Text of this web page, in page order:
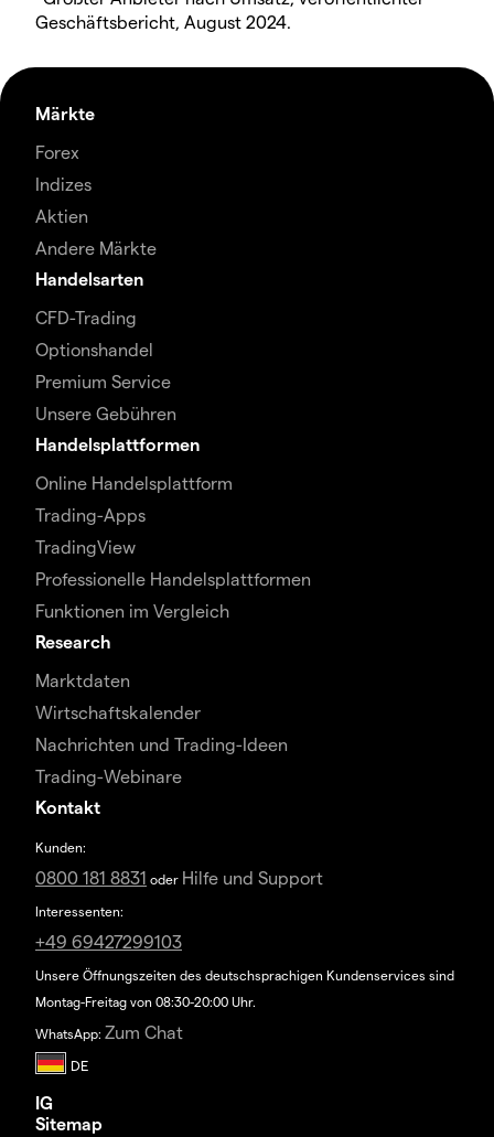
Geschäftsbericht, August 2024.
Märkte
Forex
Indizes
Aktien
Andere Märkte
Handelsarten
CFD-Trading
Optionshandel
Premium Service
Unsere Gebühren
Handelsplattformen
Online Handelsplattform
Trading-Apps
TradingView
Professionelle Handelsplattformen
Funktionen im Vergleich
Research
Marktdaten
Wirtschaftskalender
Nachrichten und Trading-Ideen
Trading-Webinare
Kontakt
Kunden:
0800 181 8831 oder Hilfe und Support
Interessenten:
+49 69427299103
Unsere Öffnungszeiten des deutschsprachigen Kundenservices sind
Montag-Freitag von 08:30-20:00 Uhr.
WhatsApp: Zum Chat
IG
Sitemap